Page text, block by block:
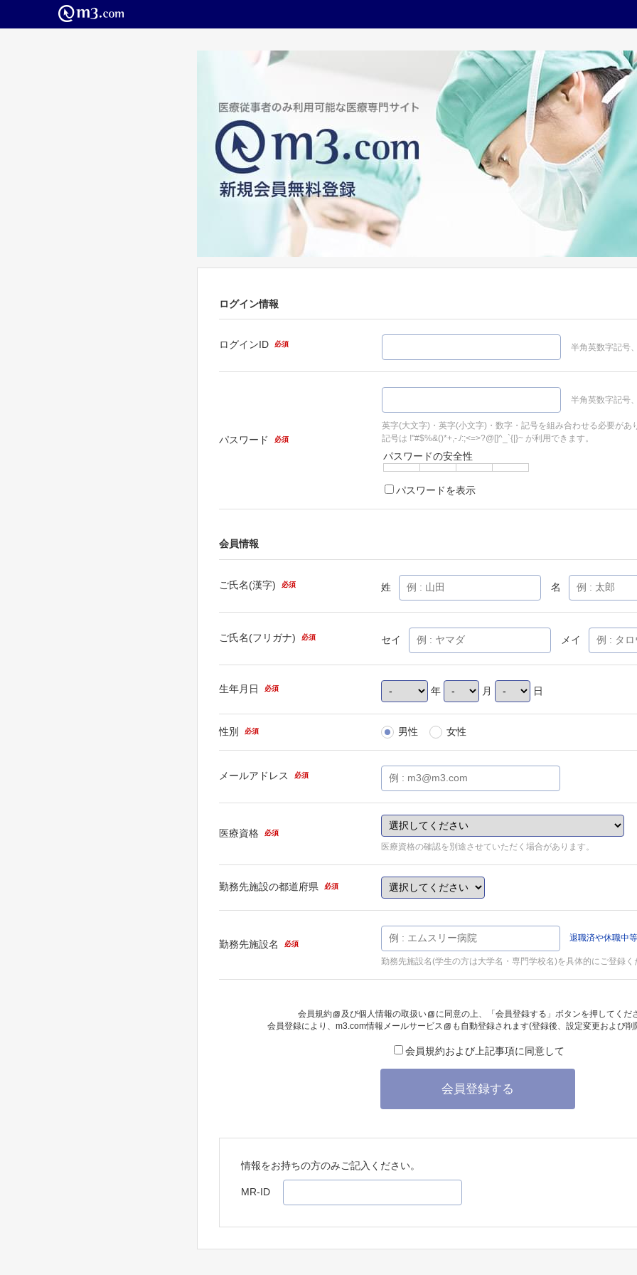
ログイン情報
ログインID 必須 半角英数字記号
パスワード 必須
半角英数字記号
英字(大文字)・英字(小文字)・数字・記号を組み合わせる必要があ
記号は !"#$%&()*+,-./:;<=>?@[]^_`{|}~ が利用できます。
パスワードの安全性
パスワードを表示
会員情報
ご氏名(漢字) 必須 姓 名
ご氏名(フリガナ) 必須 セイ メイ
生年月日 必須 年 月 日
性別 必須 男性 女性
メールアドレス 必須
医療資格 必須
医療資格の確認を別途させていただく場合があります。
勤務先施設の都道府県 必須
勤務先施設名 必須
退職済や休職中
勤務先施設名(学生の方は大学名・専門学校名)を具体的にご登録く
会員規約 及び個人情報の取扱い
に同意の上、「会員登録する」ボタンを押してくだ
会員登録により、 m3.com情報メールサービス も自動登録されます(登録後、設定変更および
会員規約および上記事項に同意して
会員登録する
情報をお持ちの方のみご記入ください。
MR-ID